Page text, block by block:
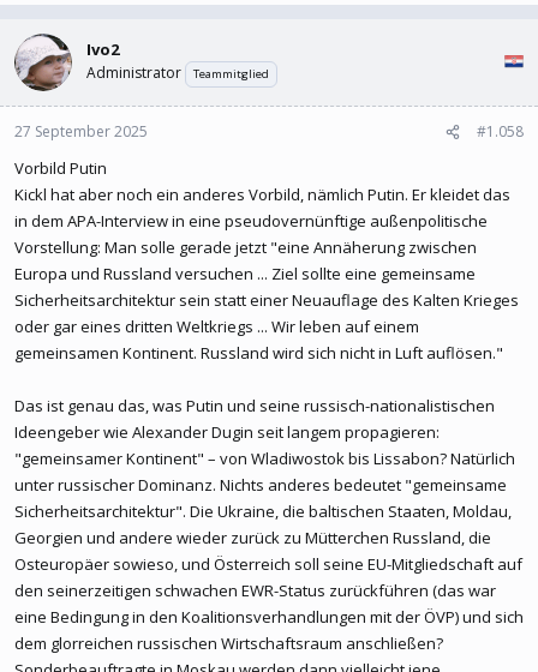
Ivo2
Administrator Teammitglied
27 September 2025 #1.058
Vorbild Putin
Kickl hat aber noch ein anderes Vorbild, nämlich Putin. Er kleidet das
in dem APA-Interview in eine pseudovernünftige außenpolitische
Vorstellung: Man solle gerade jetzt "eine Annäherung zwischen
Europa und Russland versuchen ... Ziel sollte eine gemeinsame
Sicherheitsarchitektur sein statt einer Neuauflage des Kalten Krieges
oder gar eines dritten Weltkriegs ... Wir leben auf einem
gemeinsamen Kontinent. Russland wird sich nicht in Luft auflösen."
Das ist genau das, was Putin und seine russisch-nationalistischen
Ideengeber wie Alexander Dugin seit langem propagieren:
"gemeinsamer Kontinent" – von Wladiwostok bis Lissabon? Natürlich
unter russischer Dominanz. Nichts anderes bedeutet "gemeinsame
Sicherheitsarchitektur". Die Ukraine, die baltischen Staaten, Moldau,
Georgien und andere wieder zurück zu Mütterchen Russland, die
Osteuropäer sowieso, und Österreich soll seine EU-Mitgliedschaft auf
den seinerzeitigen schwachen EWR-Status zurückführen (das war
eine Bedingung in den Koalitionsverhandlungen mit der ÖVP) und sich
dem glorreichen russischen Wirtschaftsraum anschließen?